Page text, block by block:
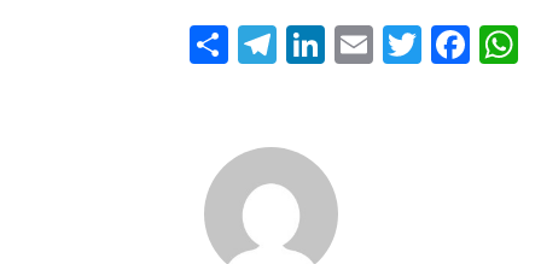
W
ha
Fa
ce
T
wi
E
m
Li
nk
In
T
el
ra
m